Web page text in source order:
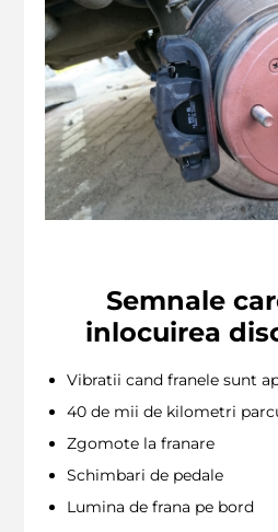
Semnale
inlocuirea
Vibratii cand franele sunt
40 de mii de kilometri
Zgomote la franare
Schimbari de pedale
Lumina de frana pe bord